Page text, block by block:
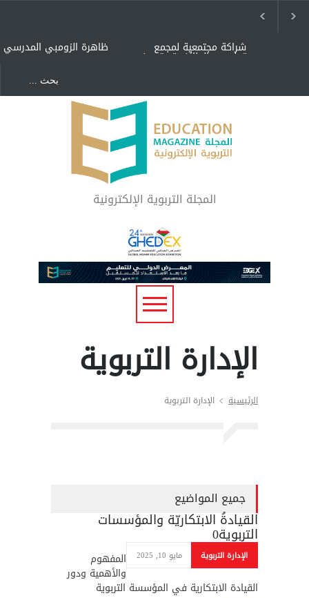
ظاهرة الزومبي المدرسي شراكة مجتمعية لمجمع
تعليمي بالطائف تستهدف
"كنت أنضرب ومافيني إلا
العافية" هل هذا مبرر
لاستمرار أسلوب التربية
المتوارث؟
لماذا تعد برامج توعية الأطفال
بخصوصية الجسد وقاية لا
فضول؟
المجلة التربوية الإلكترونية
الإدارة التربوية
الرئيسية الإدارة التربوية
جميع المواضيع
القيادةُ الابتكاريّة والمؤسسات
التربوية0
الإدارة التربوية مايو 10, 2025 المفهوم
والأهمية ودور
القيادة الابتكارية في المؤسسة التربوية